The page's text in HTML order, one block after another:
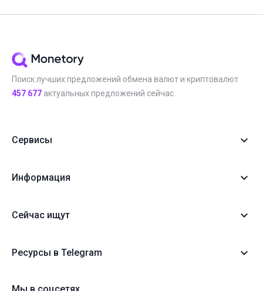
Поиск лучших предложений обмена валют и криптовалют
457 677 актуальных предложений сейчас
Сервисы
Информация
Сейчас ищут
Ресурсы в Telegram